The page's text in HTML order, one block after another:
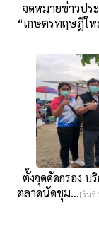
จดหมายข่าวปร
“เกษตรทฤษฏีให
ตั้งจุดคัดกรอง บ
ตลาดนัดชุม...[วันที่